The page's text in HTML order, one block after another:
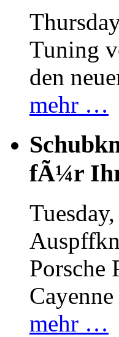
Tuning
den
mehr …
fÃ¼r
Porsche
mehr …